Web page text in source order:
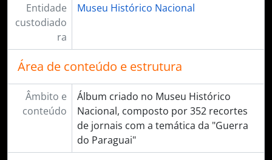
Entidade
custodiado
ra
Museu Histórico Nacional
Área de conteúdo e estrutura
Âmbito e
conteúdo
Álbum criado no Museu Histórico
Nacional, composto por 352 recortes
de jornais com a temática da "Guerra
do Paraguai"